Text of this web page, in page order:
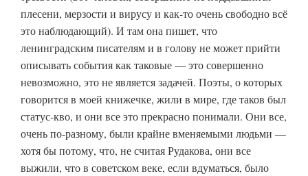
плесени, мерзости и вирусу и как-то очень свободно всё
это наблюдающий). И там она пишет, что
ленинградским писателям и в голову не может прийти
описывать события как таковые — это совершенно
невозможно, это не является задачей. Поэты, о которых
говорится в моей книжечке, жили в мире, где таков был
статус-кво, и они все это прекрасно понимали. Они все,
очень по-разному, были крайне вменяемыми людьми —
хотя бы потому, что, не считая Рудакова, они все
выжили, что в советском веке, если вдуматься, было